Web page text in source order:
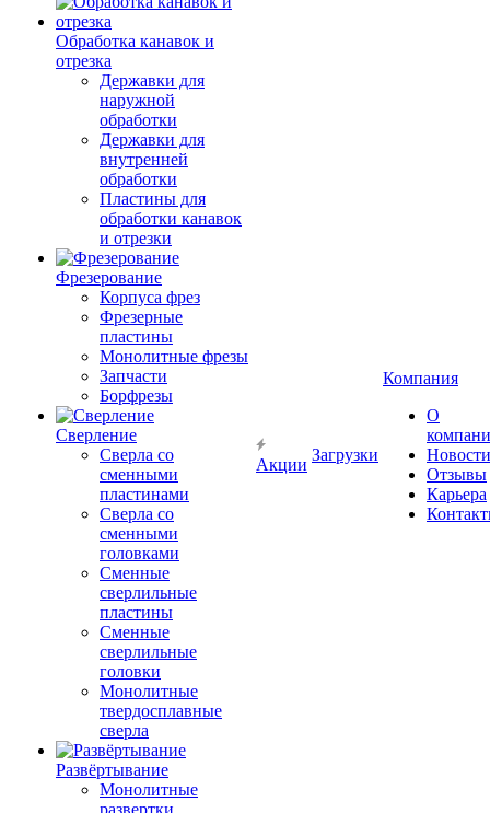
Обработка канавок и
отрезка
Державки для
наружной
обработки
Державки для
внутренней
обработки
Пластины для
обработки канавок
и отрезки
Фрезерование
Корпуса фрез
Фрезерные
пластины
Монолитные фрезы
Запчасти
Борфрезы
Сверление
Сверла со
сменными
пластинами
Сверла со
сменными
головками
Сменные
сверлильные
пластины
Сменные
сверлильные
головки
Монолитные
твердосплавные
сверла
Развёртывание
Монолитные
развертки
Акции
Загрузки
Компания
О
Новости
Отзывы
Карьера